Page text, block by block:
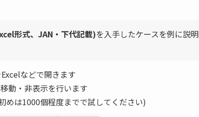
形式、JAN・下代記載)を入手したケースを例に説明
などで開きます
動・非表示を行います
めは1000個程度までで試してください)